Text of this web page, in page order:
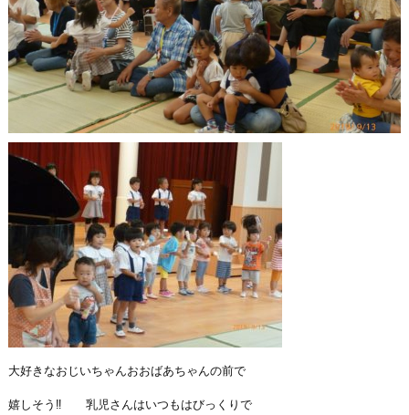
大好きなおじいちゃんおおばあちゃんの前で
嬉しそう‼ 乳児さんはいつもはびっくりで